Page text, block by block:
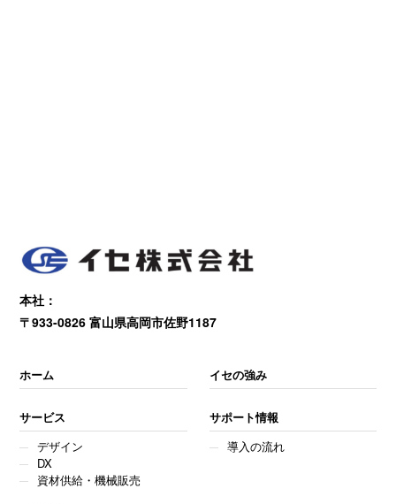
本社：
〒933-0826 富山県高岡市佐野1187
ホーム イセの強み
サービス
デザイン
DX
資材供給・機械販売
サポート情報
導入の流れ